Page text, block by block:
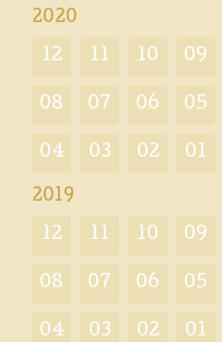
2020
12 11 10 09
08 07 06 05
04 03 02 01
2019
12 11 10 09
08 07 06 05
04 03 02 01